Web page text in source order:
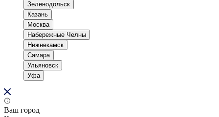
Зеленодольск
Казань
Москва
Набережные Челны
Нижнекамск
Самара
Ульяновск
Уфа
Ваш город